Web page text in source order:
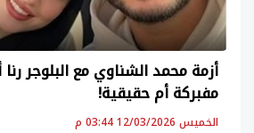
أزمة محمد الشناوي مع البلوجر
مفبركة أم حقيقية!
الخميس 12/03/2026 03:44 م